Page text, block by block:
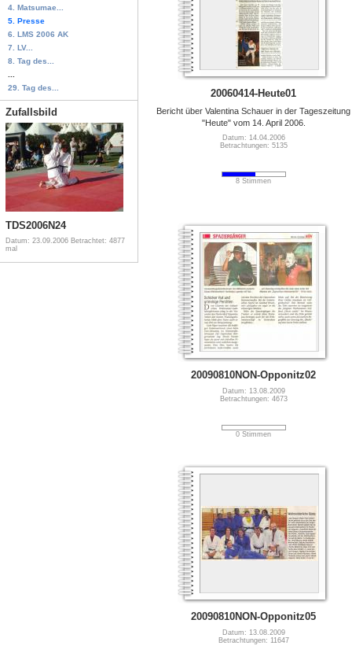
4. Matsumae...
5. Presse
6. LMS 2006 AK
7. LV...
8. Tag des...
29. Tag des...
Zufallsbild
TDS2006N24
Datum: 23.09.2006 Betrachtet: 4877
mal
20060414-Heute01
Bericht über Valentina Schauer in der Tageszeitung
"Heute" vom 14. April 2006.
Datum: 14.04.2006
Betrachtungen: 5135
8 Stimmen
20090810NON-Opponitz02
Datum: 13.08.2009
Betrachtungen: 4673
0 Stimmen
20090810NON-Opponitz05
Datum: 13.08.2009
Betrachtungen: 11647